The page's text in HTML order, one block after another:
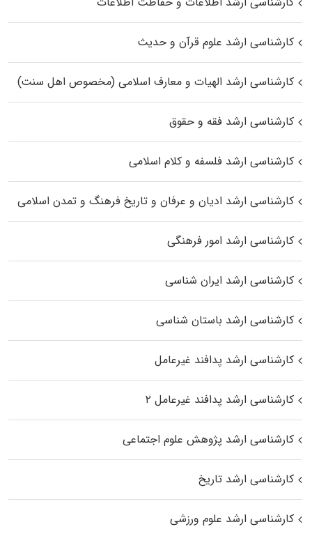
کارشناسی ارشد علوم قرآن و حدیث
کارشناسی ارشد الهیات و معارف اسلامی (مخصوص اهل سنت)
کارشناسی ارشد فقه و حقوق
کارشناسی ارشد فلسفه و کلام اسلامی
کارشناسی ارشد ادیان و عرفان و تاریخ فرهنگ و تمدن اسلامی
کارشناسی ارشد امور فرهنگی
کارشناسی ارشد ایران شناسی
کارشناسی ارشد باستان شناسی
کارشناسی ارشد پدافند غیرعامل
کارشناسی ارشد پدافند غیرعامل ۲
کارشناسی ارشد پژوهش علوم اجتماعی
کارشناسی ارشد تاریخ
کارشناسی ارشد علوم ورزشی